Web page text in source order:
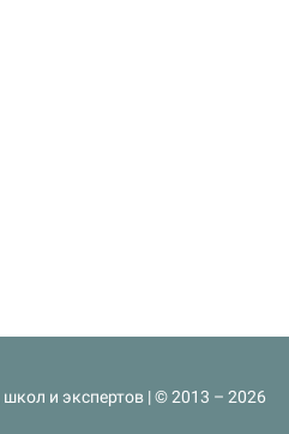
и экспертов | © 2013 – 2026